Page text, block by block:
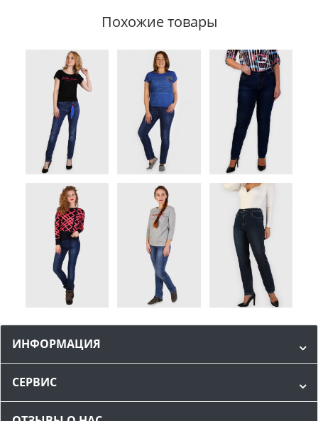
Похожие товары
ИНФОРМАЦИЯ
СЕРВИС